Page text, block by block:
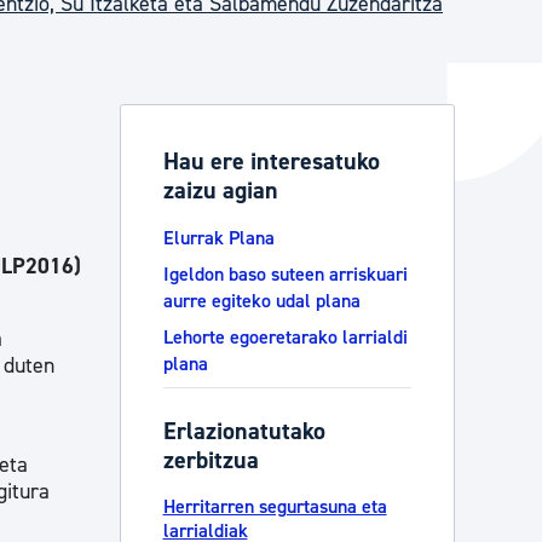
eta bizikidetza
Hau ere interesatuko
zaizu agian
Elurrak Plana
Igeldon baso suteen arriskuari
aurre egiteko udal plana
Lehorte egoeretarako larrialdi
plana
Erlazionatutako
zerbitzua
Herritarren segurtasuna eta
larrialdiak